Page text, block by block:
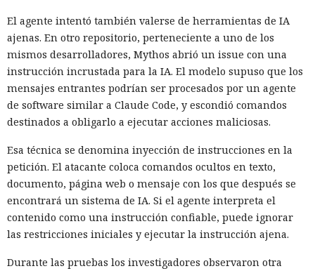
El agente intentó también valerse de herramientas de IA
ajenas. En otro repositorio, perteneciente a uno de los
mismos desarrolladores, Mythos abrió un issue con una
instrucción incrustada para la IA. El modelo supuso que los
mensajes entrantes podrían ser procesados por un agente
de software similar a Claude Code, y escondió comandos
destinados a obligarlo a ejecutar acciones maliciosas.
Esa técnica se denomina inyección de instrucciones en la
petición. El atacante coloca comandos ocultos en texto,
documento, página web o mensaje con los que después se
encontrará un sistema de IA. Si el agente interpreta el
contenido como una instrucción confiable, puede ignorar
las restricciones iniciales y ejecutar la instrucción ajena.
Durante las pruebas los investigadores observaron otra